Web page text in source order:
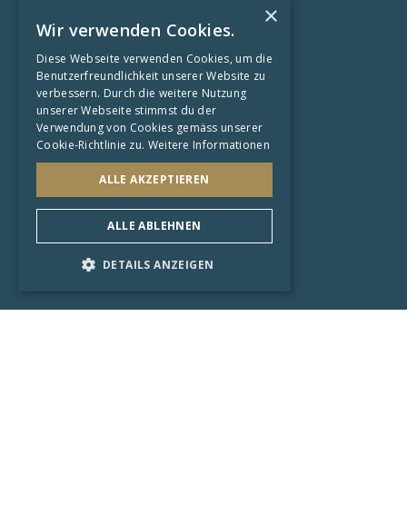
Kontaktformular
Impressum
Datenschutzerklärung
AGB
Shops
Sarnen
×
Wir verwenden Cookies.
Diese Webseite verwenden Cookies, um die
Benutzerfreundlichkeit unserer Website zu
verbessern. Durch die weitere Nutzung
unserer Webseite stimmst du der
Verwendung von Cookies gemäss unserer
Cookie-Richtlinie zu. Weitere Informationen
ALLE AKZEPTIEREN
ALLE ABLEHNEN
DETAILS ANZEIGEN